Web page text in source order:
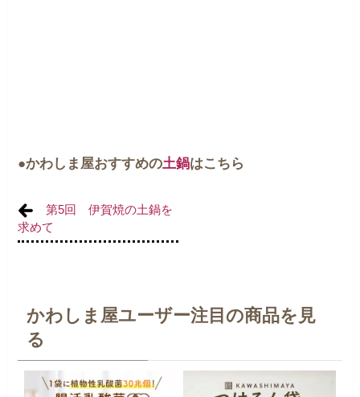
●かわしま屋おすすめの土鍋はこちら
第5回 伊賀焼の土鍋を
求めて
かわしま屋ユーザー注目の商品を見
る